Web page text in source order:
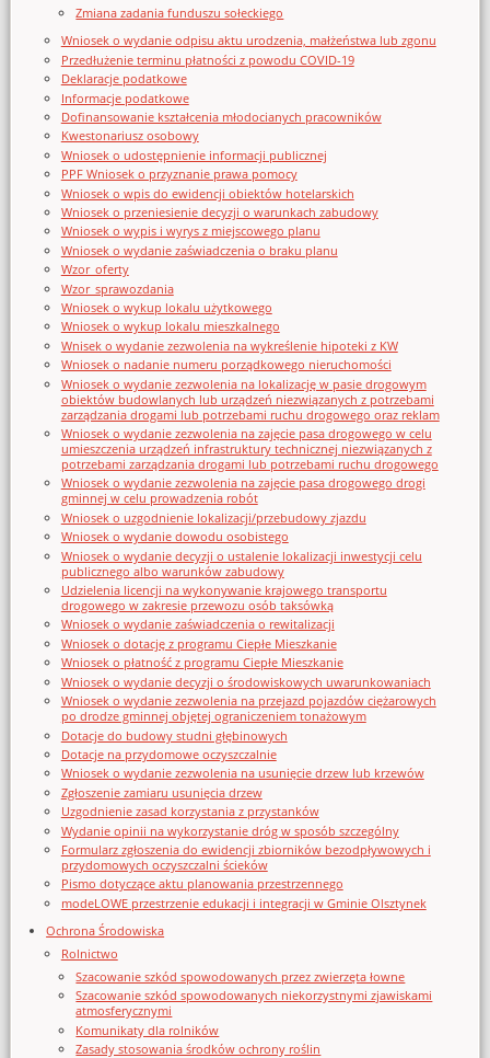
Zmiana zadania funduszu sołeckiego
Wniosek o wydanie odpisu aktu urodzenia, małżeństwa lub zgonu
Przedłużenie terminu płatności z powodu COVID-19
Deklaracje podatkowe
Informacje podatkowe
Dofinansowanie kształcenia młodocianych pracowników
Kwestonariusz osobowy
Wniosek o udostępnienie informacji publicznej
PPF Wniosek o przyznanie prawa pomocy
Wniosek o wpis do ewidencji obiektów hotelarskich
Wniosek o przeniesienie decyzji o warunkach zabudowy
Wniosek o wypis i wyrys z miejscowego planu
Wniosek o wydanie zaświadczenia o braku planu
Wzor_oferty
Wzor_sprawozdania
Wniosek o wykup lokalu użytkowego
Wniosek o wykup lokalu mieszkalnego
Wnisek o wydanie zezwolenia na wykreślenie hipoteki z KW
Wniosek o nadanie numeru porządkowego nieruchomości
Wniosek o wydanie zezwolenia na lokalizację w pasie drogowym
obiektów budowlanych lub urządzeń niezwiązanych z potrzebami
zarządzania drogami lub potrzebami ruchu drogowego oraz reklam
Wniosek o wydanie zezwolenia na zajęcie pasa drogowego w celu
umieszczenia urządzeń infrastruktury technicznej niezwiązanych z
potrzebami zarządzania drogami lub potrzebami ruchu drogowego
Wniosek o wydanie zezwolenia na zajęcie pasa drogowego drogi
gminnej w celu prowadzenia robót
Wniosek o uzgodnienie lokalizacji/przebudowy zjazdu
Wniosek o wydanie dowodu osobistego
Wniosek o wydanie decyzji o ustalenie lokalizacji inwestycji celu
publicznego albo warunków zabudowy
Udzielenia licencji na wykonywanie krajowego transportu
drogowego w zakresie przewozu osób taksówką
Wniosek o wydanie zaświadczenia o rewitalizacji
Wniosek o dotację z programu Ciepłe Mieszkanie
Wniosek o płatność z programu Ciepłe Mieszkanie
Wniosek o wydanie decyzji o środowiskowych uwarunkowaniach
Wniosek o wydanie zezwolenia na przejazd pojazdów ciężarowych
po drodze gminnej objętej ograniczeniem tonażowym
Dotacje do budowy studni głębinowych
Dotacje na przydomowe oczyszczalnie
Wniosek o wydanie zezwolenia na usunięcie drzew lub krzewów
Zgłoszenie zamiaru usunięcia drzew
Uzgodnienie zasad korzystania z przystanków
Wydanie opinii na wykorzystanie dróg w sposób szczególny
Formularz zgłoszenia do ewidencji zbiorników bezodpływowych i
przydomowych oczyszczalni ścieków
Pismo dotyczące aktu planowania przestrzennego
modeLOWE przestrzenie edukacji i integracji w Gminie Olsztynek
Ochrona Środowiska
Rolnictwo
Szacowanie szkód spowodowanych przez zwierzęta łowne
Szacowanie szkód spowodowanych niekorzystnymi zjawiskami
atmosferycznymi
Komunikaty dla rolników
Zasady stosowania środków ochrony roślin